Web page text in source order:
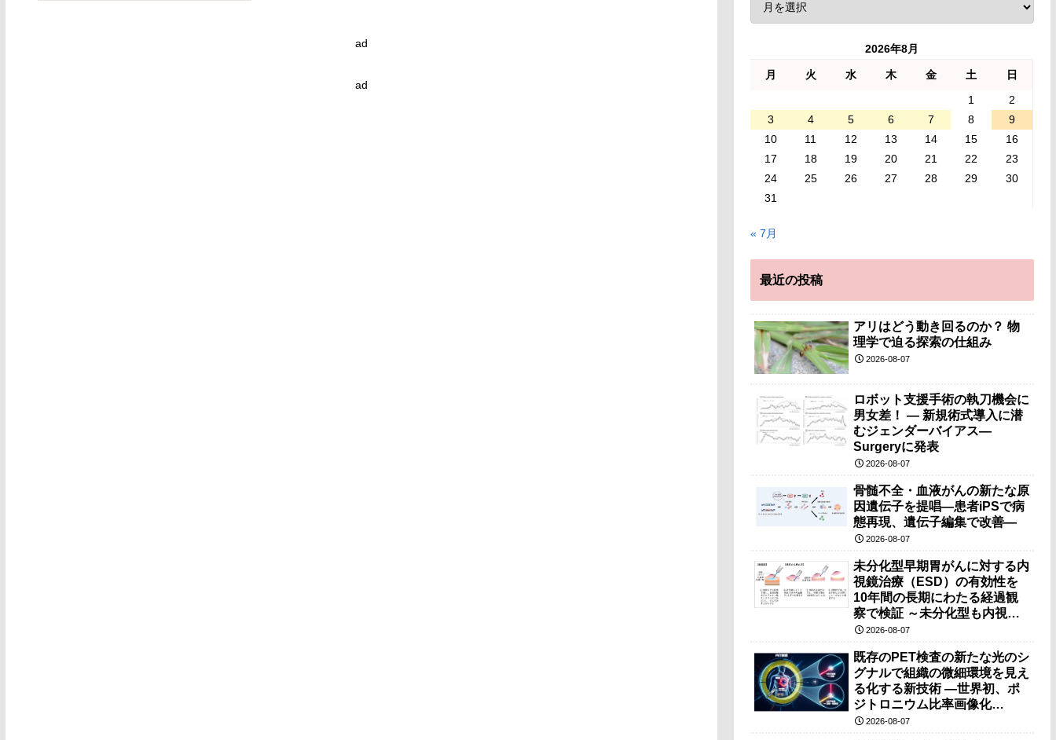
ad
ad
2026年8月
月 火 水 木 金 土
日
1
2
3
4 5 6 7 8
9
10
11 12 13 14 15
16
17
18 19 20 21 22
23
24
25 26 27 28 29
30
31
« 7月
最近の投稿
アリはどう動き回るのか？ 物
理学で迫る探索の仕組み
2026-08-07
ロボット支援手術の執刀機会に
男女差！ — 新規術式導入に潜
むジェンダーバイアス—
Surgeryに発表
2026-08-07
骨髄不全・血液がんの新たな原
因遺伝子を提唱―患者iPSで病
態再現、遺伝子編集で改善―
2026-08-07
未分化型早期胃がんに対する内
視鏡治療（ESD）の有効性を
10年間の長期にわたる経過観
察で検証 ～未分化型も内視鏡
治療で胃の温存が可能～
2026-08-07
既存のPET検査の新たな光のシ
グナルで組織の微細環境を見え
る化する新技術 ―世界初、ポ
ジトロニウム比率画像化
（PRI）の原理検証に成功―
2026-08-07